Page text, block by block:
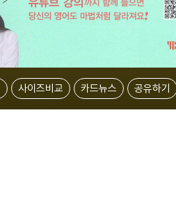
사이즈비교 카드뉴스 공유하기